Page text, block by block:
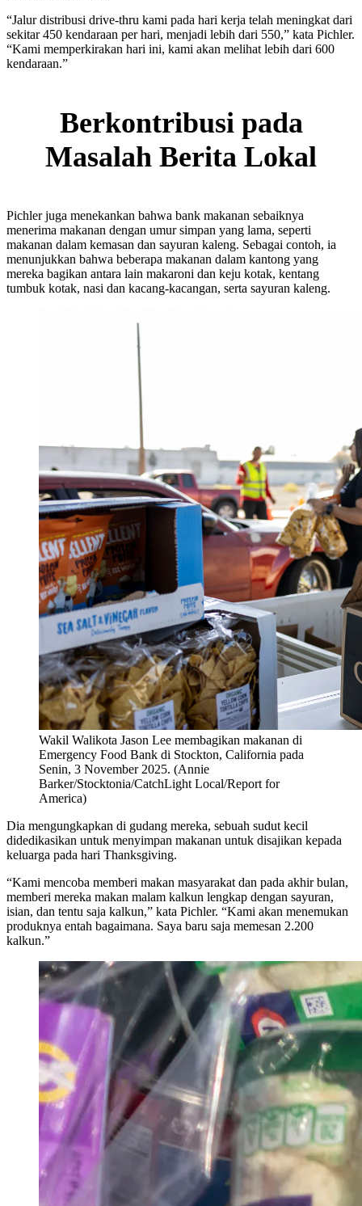
“Jalur distribusi drive-thru kami pada hari kerja telah meningkat dari
sekitar 450 kendaraan per hari, menjadi lebih dari 550,” kata Pichler.
“Kami memperkirakan hari ini, kami akan melihat lebih dari 600
kendaraan.”
Berkontribusi pada
Masalah Berita Lokal
Pichler juga menekankan bahwa bank makanan sebaiknya
menerima makanan dengan umur simpan yang lama, seperti
makanan dalam kemasan dan sayuran kaleng. Sebagai contoh, ia
menunjukkan bahwa beberapa makanan dalam kantong yang
mereka bagikan antara lain makaroni dan keju kotak, kentang
tumbuk kotak, nasi dan kacang-kacangan, serta sayuran kaleng.
Wakil Walikota Jason Lee membagikan makanan di
Emergency Food Bank di Stockton, California pada
Senin, 3 November 2025. (Annie
Barker/Stocktonia/CatchLight Local/Report for
America)
Dia mengungkapkan di gudang mereka, sebuah sudut kecil
didedikasikan untuk menyimpan makanan untuk disajikan kepada
keluarga pada hari Thanksgiving.
“Kami mencoba memberi makan masyarakat dan pada akhir bulan,
memberi mereka makan malam kalkun lengkap dengan sayuran,
isian, dan tentu saja kalkun,” kata Pichler. “Kami akan menemukan
produknya entah bagaimana. Saya baru saja memesan 2.200
kalkun.”